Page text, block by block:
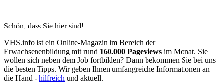
Schön, dass Sie hier sind!
VHS.info ist ein Online-Magazin im Bereich der
Erwachsenenbildung mit rund 160.000 Pageviews im Monat. Sie
wollen sich neben dem Job fortbilden? Dann bekommen Sie bei uns
die besten Tipps. Wir geben Ihnen umfangreiche Informationen an
die Hand - hilfreich und aktuell.